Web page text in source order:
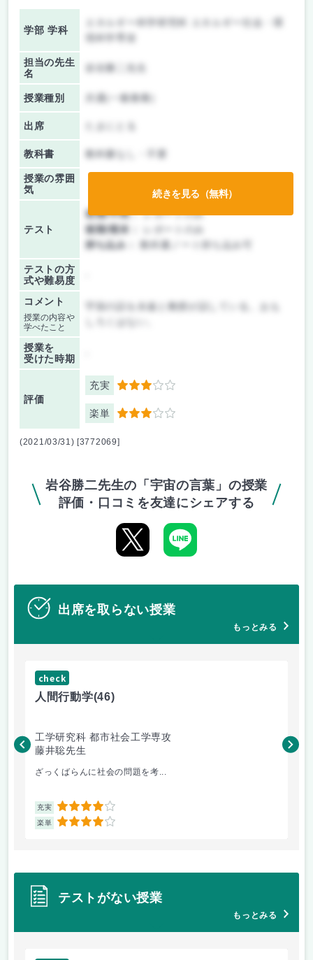
学部 学科
エネルギー科学研究科 エネルギー社会・環
担当の先生
名
授業種別 共通(一般教養)
出席
教科書 教科書なし・不要
授業の雰囲
気
テスト
前期/中間：レポートのみ
後期/期末：
持ち込み：
教科書ノート持ち込み可
テストの方
式や難易度
コメント
授業の内容や
学べたこと
宇宙の話を永遠と教授が話している。おも
授業を
受けた時期
評価
充実 3
楽単 3
続きを見る（無料）
(2021/03/31) [3772069]
岩谷勝二先生の「宇宙の言葉」の授業
評価・口コミを友達にシェアする
出席を取らない授業
もっとみる
check
人間行動学(46)
工学研究科 都市社会工学専攻
藤井聡先生
ざっくばらんに社会の問題を考...
充実 4
楽単 4
藤
テストがない授業
もっとみる